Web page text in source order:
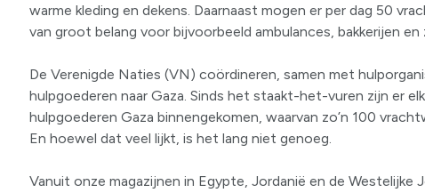
warme kleding en dekens. Daarnaast mogen er per dag 50
van groot belang voor bijvoorbeeld ambulances, bakkerijen en
De Verenigde Naties (VN) coördineren, samen met
hulpgoederen naar Gaza. Sinds het staakt-het-vuren zijn er
hulpgoederen Gaza binnengekomen, waarvan zo’n 100
En hoewel dat veel lijkt, is het lang niet genoeg.
Vanuit onze magazijnen in Egypte, Jordanië en de Westelijke